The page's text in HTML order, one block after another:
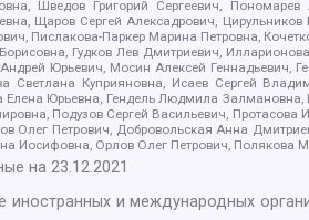
Шведов Григорий Сергеевич,
Щаров Сергей Алексадрович,
Пислакова-Паркер Марина Петровна,
Гудков Лев Дмитриевич,
Юрьевич, Мосин Алексей
Куприяновна, Исаев Сергей
Юрьевна, Гендель Людмила
Подузов Сергей Васильевич,
Петрович, Добровольская Анна
Иосифовна, Орлов Олег Петрович, Полякова
на23.12.2021
и международных